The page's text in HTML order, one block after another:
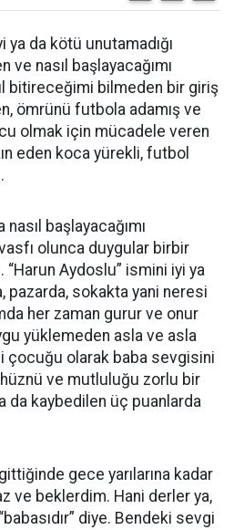
ya da kötü unutamadığı
ve nasıl başlayacağımı
bitireceğimi bilmeden bir giriş
ömrünü futbola adamış ve
olmak için mücadele veren
eden koca yürekli, futbol
nasıl başlayacağımı
olunca duygular birbir
“Harun Aydoslu” ismini iyi ya
pazarda, sokakta yani neresi
her zaman gurur ve onur
yüklemeden asla ve asla
çocuğu olarak baba sevgisini
ve mutluluğu zorlu bir
da kaybedilen üç puanlarda
gece yarılarına kadar
ve beklerdim. Hani derler ya,
diye. Bendeki sevgi